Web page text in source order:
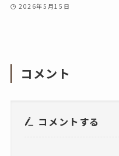
2026年5月15日
コメント
コメントする